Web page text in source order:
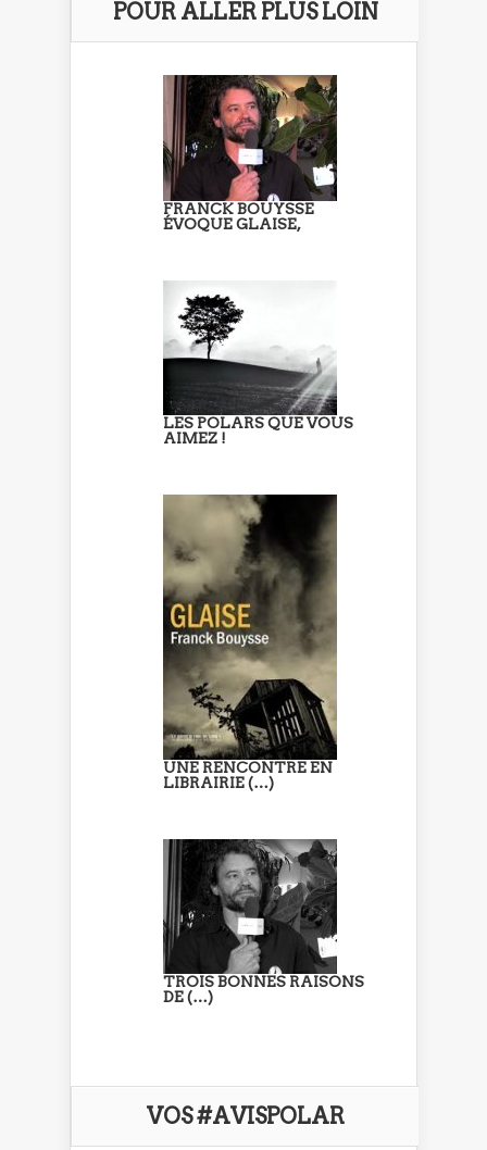
POUR ALLER PLUS LOIN
FRANCK BOUYSSE
ÉVOQUE GLAISE,
LES POLARS QUE VOUS
AIMEZ !
UNE RENCONTRE EN
LIBRAIRIE (…)
TROIS BONNES RAISONS
DE (…)
VOS #AVISPOLAR